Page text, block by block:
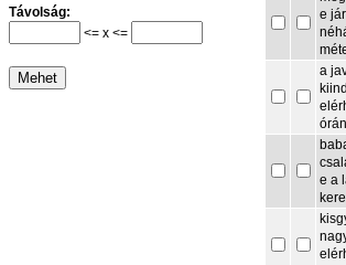
Távolság:
<= x <=
e
a
e a